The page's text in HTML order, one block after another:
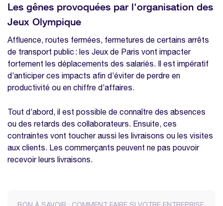
Les gênes provoquées par l'organisation des
Jeux Olympique
Affluence, routes fermées, fermetures de certains arrêts
de transport public : les Jeux de Paris vont impacter
fortement les déplacements des salariés. Il est impératif
d’anticiper ces impacts afin d’éviter de perdre en
productivité ou en chiffre d’affaires.
Tout d’abord, il est possible de connaître des absences
ou des retards des collaborateurs. Ensuite, ces
contraintes vont toucher aussi les livraisons ou les visites
aux clients. Les commerçants peuvent ne pas pouvoir
recevoir leurs livraisons.